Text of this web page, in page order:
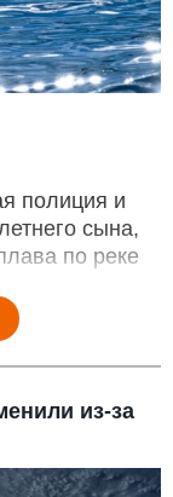
полиция и
сына,
по реке
из-за